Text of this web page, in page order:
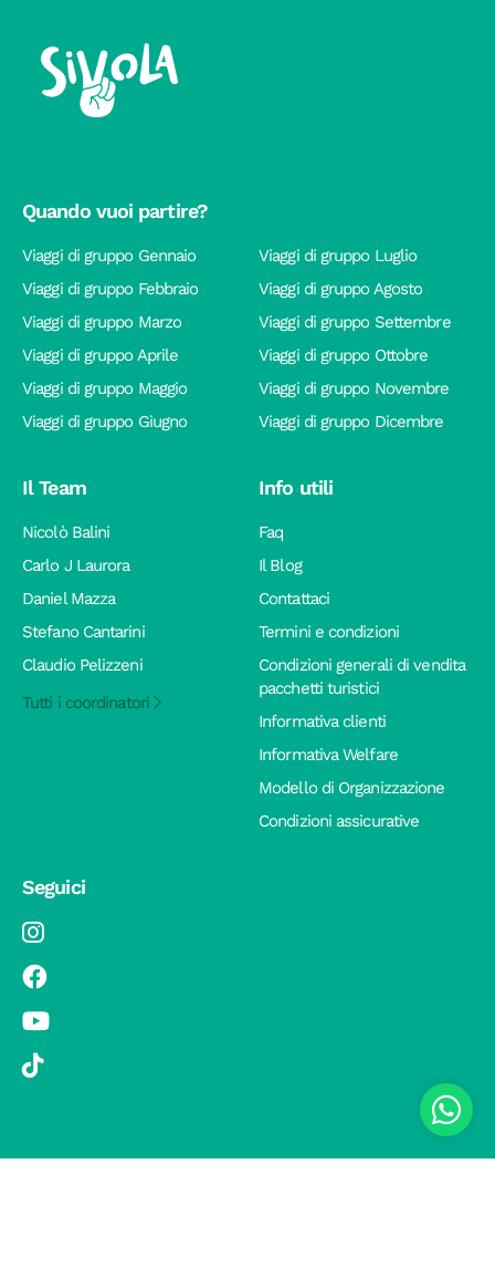
Quando vuoi partire?
Viaggi di gruppo Gennaio
Viaggi di gruppo Febbraio
Viaggi di gruppo Marzo
Viaggi di gruppo Aprile
Viaggi di gruppo Maggio
Viaggi di gruppo Giugno
Viaggi di gruppo Luglio
Viaggi di gruppo Agosto
Viaggi di gruppo Settembre
Viaggi di gruppo Ottobre
Viaggi di gruppo Novembre
Viaggi di gruppo Dicembre
Il Team
Nicolò Balini
Carlo J Laurora
Daniel Mazza
Stefano Cantarini
Claudio Pelizzeni
Tutti i coordinatori
Info utili
Faq
Il Blog
Contattaci
Termini e condizioni
Condizioni generali di vendita
pacchetti turistici
Informativa clienti
Informativa Welfare
Modello di Organizzazione
Condizioni assicurative
Seguici